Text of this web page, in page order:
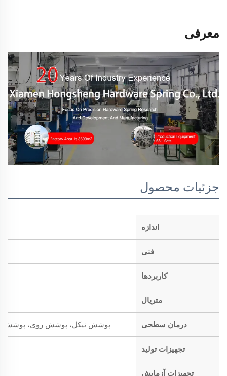
معرفی
جزئیات محصول
اندازه
فنی
کاربردها
متریال
درمان سطحی پوشش نیکل، پوشش روی، پوشش
تجهیزات تولید
تجهیزات آزمایش